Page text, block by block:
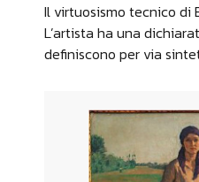
Il virtuosismo tecnico di
L’artista ha una
definiscono per via